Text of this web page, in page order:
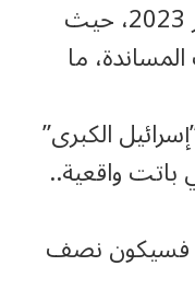
أمريكي منذ السابع من أكتوبر 2023، حيث
ما
الكبرى”
واقعية..
فسيكون نصف